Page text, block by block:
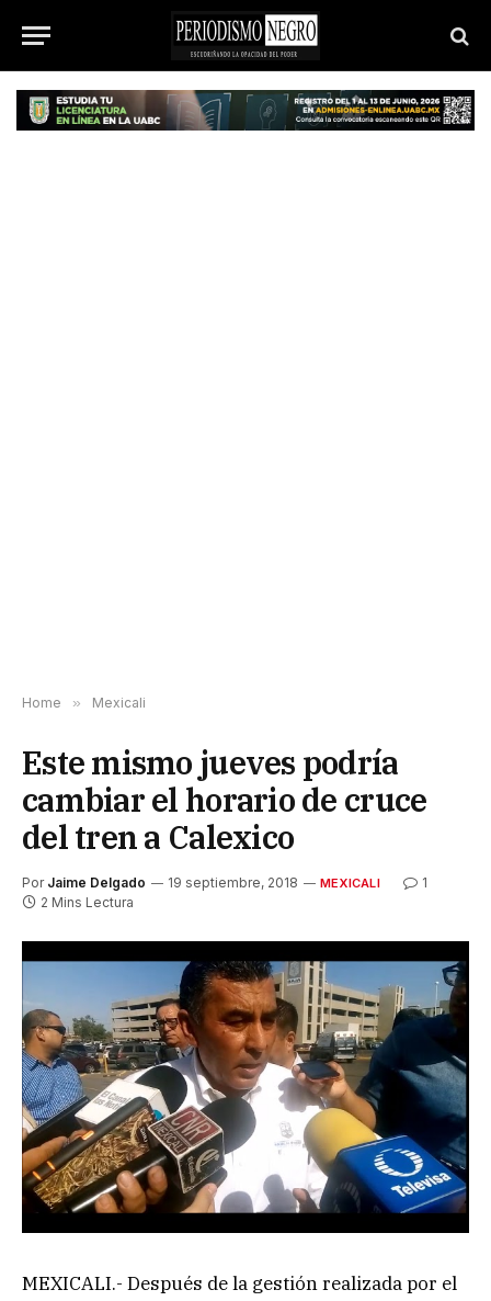
Home » Mexicali
Este mismo jueves podría
cambiar el horario de cruce
del tren a Calexico
Por Jaime Delgado 19 septiembre, 2018 MEXICALI
1
2 Mins Lectura
MEXICALI.- Después de la gestión realizada por el